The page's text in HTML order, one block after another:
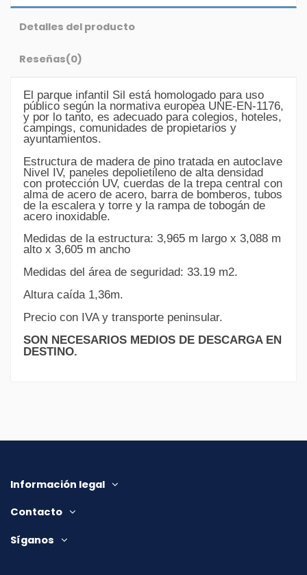
Detalles del producto
Reseñas(0)
El parque infantil Sil está homologado para uso
público según la normativa europea UNE-EN-1176,
y por lo tanto, es adecuado para colegios, hoteles,
campings, comunidades de propietarios y
ayuntamientos.
Estructura de madera de pino tratada en autoclave
Nivel IV, paneles depolietileno de alta densidad
con protección UV, cuerdas de la trepa central con
alma de acero de acero, barra de bomberos, tubos
de la escalera y torre y la rampa de tobogán de
acero inoxidable.
Medidas de la estructura: 3,965 m largo x 3,088 m
alto x 3,605 m ancho
Medidas del área de seguridad: 33.19 m2.
Altura caída 1,36m.
Precio con IVA y transporte peninsular.
SON NECESARIOS MEDIOS DE DESCARGA EN
DESTINO.
Información legal
Contacto
Síganos